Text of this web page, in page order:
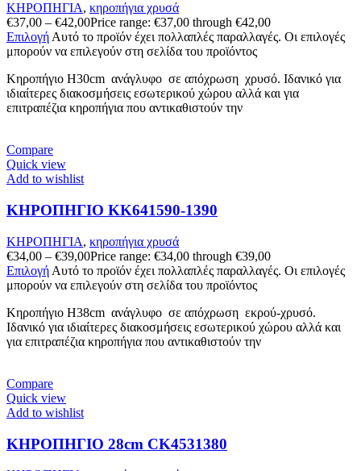
ΚΗΡΟΠΗΓΙΑ, κηροπήγια χρυσά
€37,00 – €42,00Price range: €37,00 through €42,00
ΕπιλογήΑυτό το προϊόν έχει πολλαπλές παραλλαγές. Οι επιλογές
μπορούν να επιλεγούν στη σελίδα του προϊόντος
Κηροπήγιο Η30cm ανάγλυφo σε απόχρωση χρυσό. Ιδανικό για
ιδιαίτερες διακοσμήσεις εσωτερικού χώρου αλλά και για
επιτραπέζια κηροπήγια που αντικαθιστούν την
Compare
Quick view
Add to wishlist
ΚΗΡΟΠΗΓΙΟ KK641590-1390
ΚΗΡΟΠΗΓΙΑ, κηροπήγια χρυσά
€34,00 – €39,00Price range: €34,00 through €39,00
Επιλογή Αυτό το προϊόν έχει πολλαπλές παραλλαγές. Οι επιλογές
μπορούν να επιλεγούν στη σελίδα του προϊόντος
Κηροπήγιο Η38cm ανάγλυφo σε απόχρωση εκρού-χρυσό.
Ιδανικό για ιδιαίτερες διακοσμήσεις εσωτερικού χώρου αλλά και
για επιτραπέζια κηροπήγια που αντικαθιστούν την
Compare
Quick view
Add to wishlist
ΚΗΡΟΠΗΓΙΟ 28cm CK4531380